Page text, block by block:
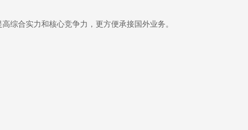
综合实力和核心竞争力，更方便承接国外业务。